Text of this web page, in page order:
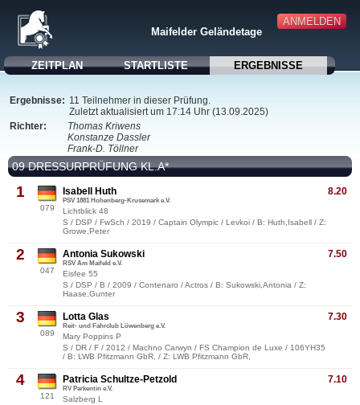
ANMELDEN
Maifelder Geländetage
ZEITPLAN STARTLISTE ERGEBNISSE
Ergebnisse: 11 Teilnehmer in dieser Prüfung.
Zuletzt aktualisiert um 17:14 Uhr (13.09.2025)
Richter:
Thomas Kriwens
Konstanze Dassler
Frank-D. Töllner
09 DRESSURPRÜFUNG KL.A*
1
079
8.20
Isabell Huth
PSV 1881 Hohenberg-Krusemark e.V.
Lichtblick 48
S / DSP / FwSch / 2019 / Captain Olympic / Levkoi / B: Huth,Isabell / Z:
Growe,Peter
2
047
7.50
Antonia Sukowski
RSV Am Maifeld e.V.
Eisfee 55
S / DSP / B / 2009 / Contenaro / Actros / B: Sukowski,Antonia / Z:
Haase,Gunter
3
089
7.30
Lotta Glas
Reit- und Fahrclub Löwenberg e.V.
Mary Poppins P
S / DR / F / 2012 / Machno Carwyn / FS Champion de Luxe / 106YH35
/ B: LWB Pfitzmann GbR, / Z: LWB Pfitzmann GbR,
4
121
7.10
Patricia Schultze-Petzold
RV Parkentin e.V.
Salzberg L